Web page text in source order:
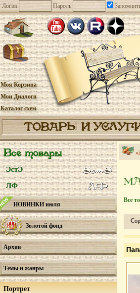
Логин Пароль
Моя Корзина
Мои Диалоги
Каталог схем
ТОВАРЫ И
Все товары
ЭстЭ
ЛФ
НОВИНКИ июля
Золотой фонд
Архив
Темы и жанры
Портрет
Все